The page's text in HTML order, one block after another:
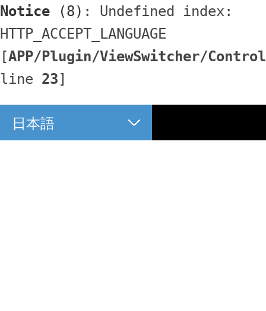
Notice (8) : Undefined index:
HTTP_ACCEPT_LANGUAGE
[APP/Plugin/ViewSwitcher/
line 23]
日本語